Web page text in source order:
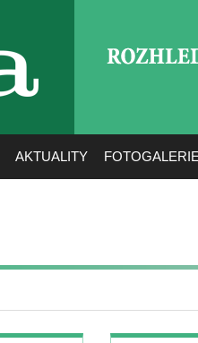
AKTUALITY